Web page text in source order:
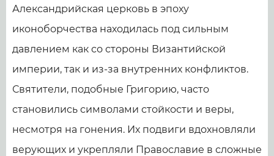
Александрийская церковь в эпоху
иконоборчества находилась под сильным
давлением как со стороны Византийской
империи, так и из-за внутренних конфликтов.
Святители, подобные Григорию, часто
становились символами стойкости и веры,
несмотря на гонения. Их подвиги вдохновляли
верующих и укрепляли Православие в сложные